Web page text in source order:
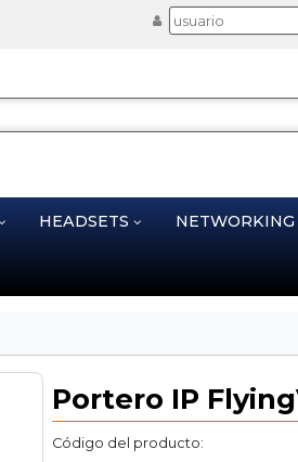
HEADSETS NETWORKING
Portero IP
Código del producto: